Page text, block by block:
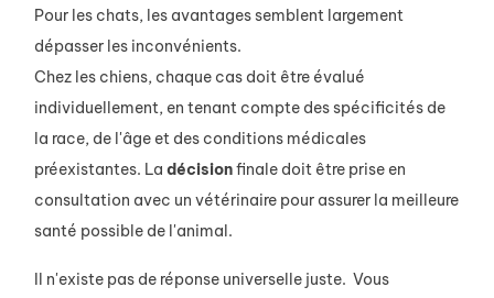
Pour les chats, les avantages semblent largement
dépasser les inconvénients.
Chez les chiens, chaque cas doit être évalué
individuellement, en tenant compte des spécificités de
la race, de l'âge et des conditions médicales
préexistantes. La décisionfinale doit être prise en
consultation avec un vétérinaire pour assurer la meilleure
santé possible de l'animal.
Il n'existe pas de réponse universelle juste. Vous